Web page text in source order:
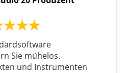
Sie mühelos.
und Instrumenten